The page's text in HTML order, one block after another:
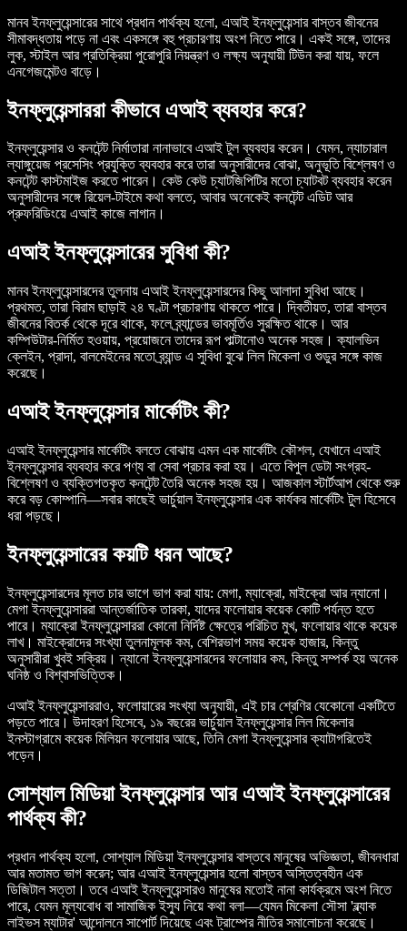
মানব ইনফ্লুয়েন্সারের সাথে প্রধান পার্থক্য হলো, এআই ইনফ্লুয়েন্সার বাস্তব জীবনের
সীমাবদ্ধতায় পড়ে না এবং একসঙ্গে বহু প্রচারণায় অংশ নিতে পারে। একই সঙ্গে, তাদের
লুক, স্টাইল আর প্রতিক্রিয়া পুরোপুরি নিয়ন্ত্রণ ও লক্ষ্য অনুযায়ী টিউন করা যায়, ফলে
এনগেজমেন্টও বাড়ে।
ইনফ্লুয়েন্সাররা কীভাবে এআই ব্যবহার করে?
ইনফ্লুয়েন্সার ও কনটেন্ট নির্মাতারা নানাভাবে এআই টুল ব্যবহার করেন। যেমন, ন্যাচারাল
ল্যাঙ্গুয়েজ প্রসেসিং প্রযুক্তি ব্যবহার করে তারা অনুসারীদের বোঝা, অনুভূতি বিশ্লেষণ ও
কনটেন্ট কাস্টমাইজ করতে পারেন। কেউ কেউ চ্যাটজিপিটির মতো চ্যাটবট ব্যবহার করেন
অনুসারীদের সঙ্গে রিয়েল-টাইমে কথা বলতে, আবার অনেকেই কনটেন্ট এডিট আর
প্রুফরিডিংয়ে এআই কাজে লাগান।
এআই ইনফ্লুয়েন্সারের সুবিধা কী?
মানব ইনফ্লুয়েন্সারদের তুলনায় এআই ইনফ্লুয়েন্সারদের কিছু আলাদা সুবিধা আছে।
প্রথমত, তারা বিরাম ছাড়াই ২৪ ঘণ্টা প্রচারণায় থাকতে পারে। দ্বিতীয়ত, তারা বাস্তব
জীবনের বিতর্ক থেকে দূরে থাকে, ফলে ব্র্যান্ডের ভাবমূর্তিও সুরক্ষিত থাকে। আর
কম্পিউটার-নির্মিত হওয়ায়, প্রয়োজনে তাদের রূপ পাল্টানোও অনেক সহজ। ক্যালভিন
ক্লেইন, প্রাদা, বালমেইনের মতো ব্র্যান্ড এ সুবিধা বুঝে লিল মিকেলা ও শুডুর সঙ্গে কাজ
করেছে।
এআই ইনফ্লুয়েন্সার মার্কেটিং কী?
এআই ইনফ্লুয়েন্সার মার্কেটিং বলতে বোঝায় এমন এক মার্কেটিং কৌশল, যেখানে এআই
ইনফ্লুয়েন্সার ব্যবহার করে পণ্য বা সেবা প্রচার করা হয়। এতে বিপুল ডেটা সংগ্রহ-
বিশ্লেষণ ও ব্যক্তিগতকৃত কনটেন্ট তৈরি অনেক সহজ হয়। আজকাল স্টার্টআপ থেকে শুরু
করে বড় কোম্পানি—সবার কাছেই ভার্চুয়াল ইনফ্লুয়েন্সার এক কার্যকর মার্কেটিং টুল হিসেবে
ধরা পড়ছে।
ইনফ্লুয়েন্সারের কয়টি ধরন আছে?
ইনফ্লুয়েন্সারদের মূলত চার ভাগে ভাগ করা যায়: মেগা, ম্যাক্রো, মাইক্রো আর ন্যানো।
মেগা ইনফ্লুয়েন্সাররা আন্তর্জাতিক তারকা, যাদের ফলোয়ার কয়েক কোটি পর্যন্ত হতে
পারে। ম্যাক্রো ইনফ্লুয়েন্সাররা কোনো নির্দিষ্ট ক্ষেত্রে পরিচিত মুখ, ফলোয়ার থাকে কয়েক
লাখ। মাইক্রোদের সংখ্যা তুলনামূলক কম, বেশিরভাগ সময় কয়েক হাজার, কিন্তু
অনুসারীরা খুবই সক্রিয়। ন্যানো ইনফ্লুয়েন্সারদের ফলোয়ার কম, কিন্তু সম্পর্ক হয় অনেক
ঘনিষ্ঠ ও বিশ্বাসভিত্তিক।
এআই ইনফ্লুয়েন্সাররাও, ফলোয়ারের সংখ্যা অনুযায়ী, এই চার শ্রেণির যেকোনো একটিতে
পড়তে পারে। উদাহরণ হিসেবে, ১৯ বছরের ভার্চুয়াল ইনফ্লুয়েন্সার লিল মিকেলার
ইনস্টাগ্রামে কয়েক মিলিয়ন ফলোয়ার আছে, তিনি মেগা ইনফ্লুয়েন্সার ক্যাটাগরিতেই
পড়েন।
সোশ্যাল মিডিয়া ইনফ্লুয়েন্সার আর এআই ইনফ্লুয়েন্সারের
পার্থক্য কী?
প্রধান পার্থক্য হলো, সোশ্যাল মিডিয়া ইনফ্লুয়েন্সার বাস্তবে মানুষের অভিজ্ঞতা, জীবনধারা
আর মতামত ভাগ করেন; আর এআই ইনফ্লুয়েন্সার হলো বাস্তব অস্তিত্বহীন এক
ডিজিটাল সত্তা। তবে এআই ইনফ্লুয়েন্সারও মানুষের মতোই নানা কার্যক্রমে অংশ নিতে
পারে, যেমন মূল্যবোধ বা সামাজিক ইস্যু নিয়ে কথা বলা—যেমন মিকেলা সৌসা 'ব্ল্যাক
লাইভস ম্যাটার' আন্দোলনে সাপোর্ট দিয়েছে এবং ট্রাম্পের নীতির সমালোচনা করেছে।